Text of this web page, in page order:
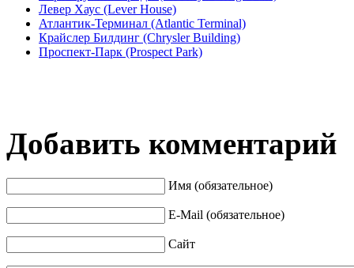
Левер Хаус (Lever House)
Атлантик-Терминал (Atlantic Terminal)
Крайслер Билдинг (Chrysler Building)
Проспект-Парк (Prospect Park)
Добавить комментарий
Имя (обязательное)
E-Mail (обязательное)
Сайт